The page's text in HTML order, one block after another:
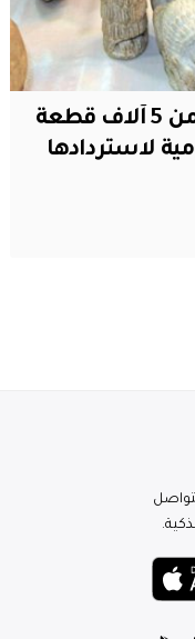
بعد 2003.. تهريب أكثر من 5 آلاف قطعة
لاستردادها